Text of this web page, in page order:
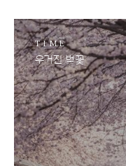
TIME
우거진 벚꽃